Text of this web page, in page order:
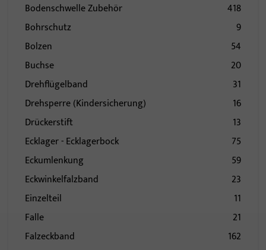
Bodenschwelle Zubehör
418
Bohrschutz
9
Bolzen
54
Buchse
20
Drehflügelband
31
Drehsperre (Kindersicherung)
16
Drückerstift
13
Ecklager - Ecklagerbock
75
Eckumlenkung
59
Eckwinkelfalzband
23
Einzelteil
11
Falle
21
Falzeckband
162